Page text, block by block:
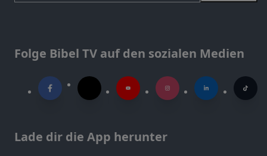
Folge Bibel TV auf den sozialen Medien
Lade dir die App herunter